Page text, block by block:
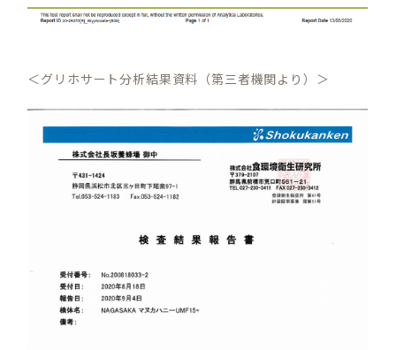
＜グリホサート分析結果資料（第三者機関より）＞